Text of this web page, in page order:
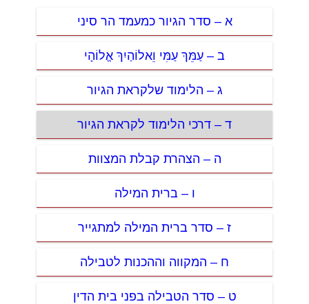
א – סדר הגיור כמעמד הר סיני
ב – עַמֵּךְ עַמִּי וֵאלוֹהַיִךְ אֱלוֹהָי
ג – הלימוד שלקראת הגיור
ד – דרכי הלימוד לקראת הגיור
ה – הצהרת קבלת המצוות
ו – ברית המילה
ז – סדר ברית המילה למתגייר
ח – המקווה וההכנות לטבילה
ט – סדר הטבילה בפני בית הדין